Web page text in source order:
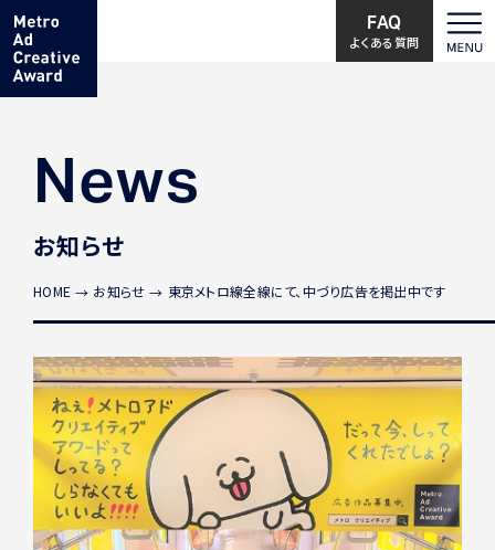
FAQ
よくある質問
News
お知らせ
HOME お知らせ 東京メトロ線全線にて、中づり広告を掲出中です